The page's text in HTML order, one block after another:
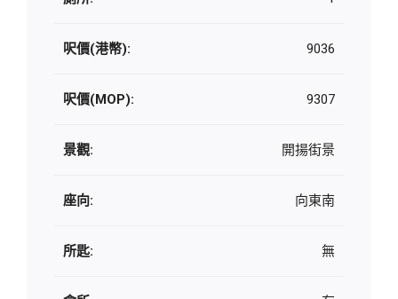
呎價(港幣): 9036
呎價(MOP): 9307
景觀: 開揚街景
座向: 向東南
所匙: 無